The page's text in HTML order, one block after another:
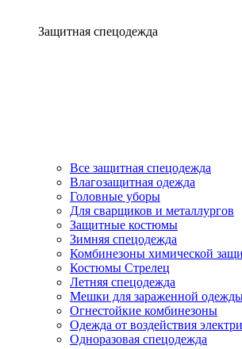
Защитная спецодежда
Все защитная спецодежда
Влагозащитная одежда
Головные уборы
Для сварщиков и металлургов
Защитные костюмы
Зимняя спецодежда
Комбинезоны химической
Костюмы Стрелец
Летняя спецодежда
Мешки для зараженной
Огнестойкие комбинезоны
Одежда от воздействия
Одноразовая спецодежда